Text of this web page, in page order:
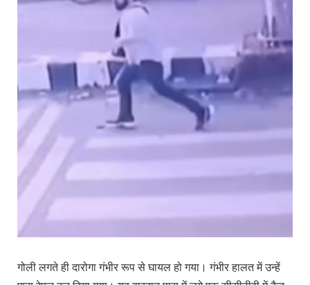
गोली लगते ही दारोगा गंभीर रूप से घायल हो गया। गंभीर हालत में उन्हें